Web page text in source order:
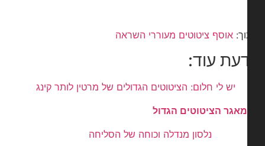
אוסף ציטוטים מעוררי השראה
עוד:
יש לי חלום: הציטוטים הגדולים של מרטין לותר קינג
מאגר הציטוטים הגדול
נלסון מנדלה וכוחה של הסליחה